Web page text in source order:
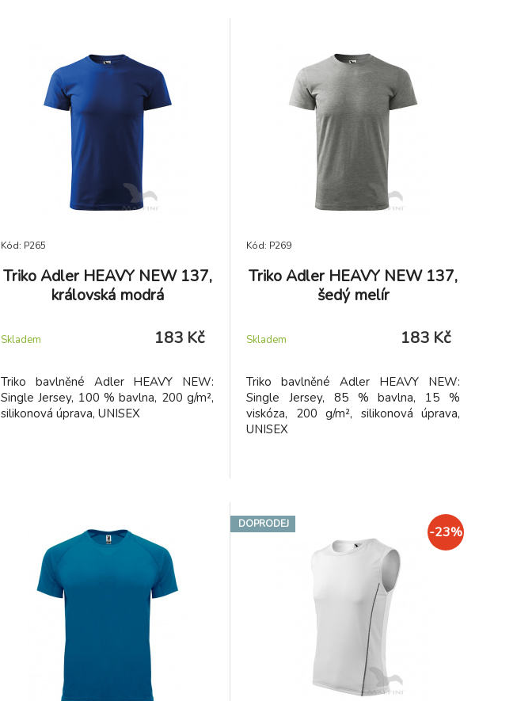
Kód: P265
Triko Adler HEAVY NEW 137,
královská modrá
Skladem 183 Kč
Triko bavlněné Adler HEAVY NEW:
Single Jersey, 100 % bavlna, 200 g/m²,
silikonová úprava, UNISEX
Kód: P269
Triko Adler HEAVY NEW 137,
šedý melír
Skladem 183 Kč
Triko bavlněné Adler HEAVY NEW:
Single Jersey, 85 % bavlna, 15 %
viskóza, 200 g/m², silikonová úprava,
UNISEX
DOPRODEJ -23%